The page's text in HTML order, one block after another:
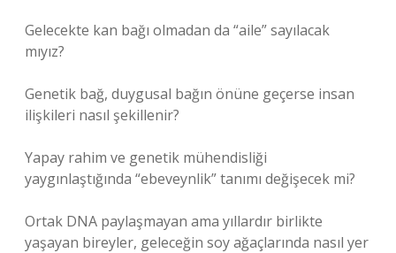
Gelecekte kan bağı olmadan da “aile” sayılacak
mıyız?
Genetik bağ, duygusal bağın önüne geçerse insan
ilişkileri nasıl şekillenir?
Yapay rahim ve genetik mühendisliği
yaygınlaştığında “ebeveynlik” tanımı değişecek mi?
Ortak DNA paylaşmayan ama yıllardır birlikte
yaşayan bireyler, geleceğin soy ağaçlarında nasıl yer